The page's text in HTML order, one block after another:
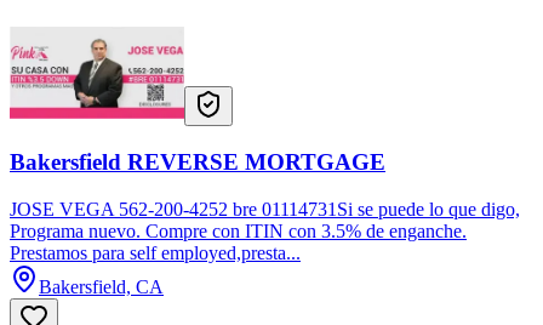
Bakersfield REVERSE MORTGAGE
JOSE VEGA 562-200-4252 bre 01114731Si se puede lo que digo,
Programa nuevo. Compre con ITIN con 3.5% de enganche.
Prestamos para self employed,presta...
Bakersfield, CA